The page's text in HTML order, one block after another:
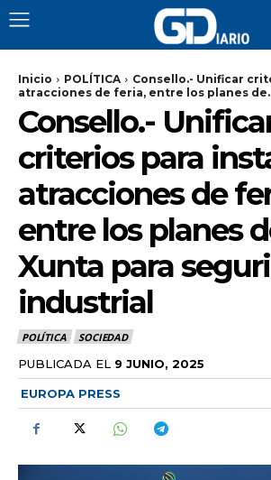
Inicio POLÍTICA
Consello.- Unificar
atracciones de feria, entre los planes
Consello.-
criterios para
atracciones de
entre los planes
Xunta para
industrial
POLÍTICA SOCIEDAD
PUBLICADA EL 9 JUNIO, 2025
EUROPA PRESS